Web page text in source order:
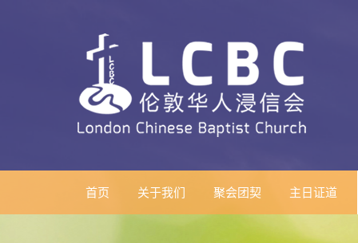
首页 关于我们 聚会团契 主日证道